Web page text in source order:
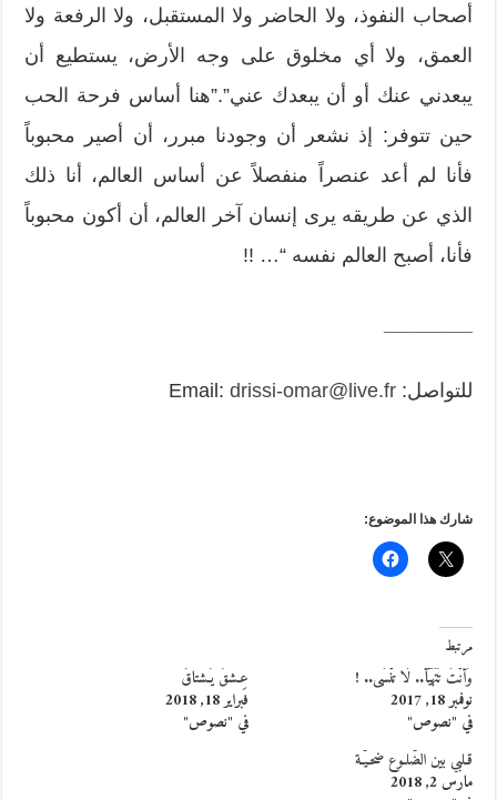
أصحاب النفوذ، ولا الحاضر ولا المستقبل، ولا الرفعة ولا
العمق، ولا أي مخلوق على وجه الأرض، يستطيع أن
يبعدني عنك أو أن يبعدك عني”.”هنا أساس فرحة الحب
حين تتوفر: إذ نشعر أن وجودنا مبرر، أن أصير محبوباً
فأنا لم أعد عنصراً منفصلاً عن أساس العالم، أنا ذلك
الذي عن طريقه يرى إنسان آخر العالم، أن أكون محبوباً
فأنا، أصبح العالم نفسه “… !!
للتواصل: Email:drissi-omar@live.fr
شارك هذا الموضوع:
مرتبط
وَأَنْتَ تَتَهَيَّأ.. لَا تَنْسَى.. !
نوفمبر 18, 2017
في "نصوص"
عِـشقٌ يُـشتاقُ
فبراير 18, 2018
في "نصوص"
قـلبي بين الضُّلـوع ضحـيّـة
مارس 2, 2018